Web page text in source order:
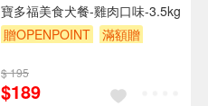
寶多福美食犬餐-雞肉口味-3.5kg
贈OPENPOINT
滿額贈
$ 195
$189